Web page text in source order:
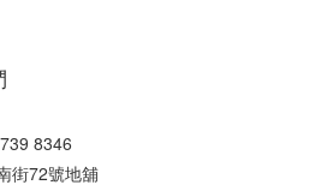
8346
街72號地舖